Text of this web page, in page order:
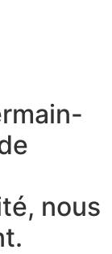
nous